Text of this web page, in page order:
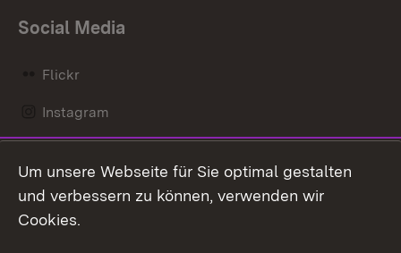
Social Media
Flickr
Instagram
Mastodon
Messenger
Um unsere Webseite für Sie optimal gestalten
und verbessern zu können, verwenden wir
Cookies.